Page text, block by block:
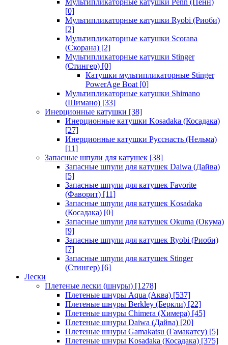
Мультипликаторные катушки Penn (Пенн)
[0]
Мультипликаторные катушки Ryobi (Риоби)
[2]
Мультипликаторные катушки Scorana
(Скорана) [2]
Мультипликаторные катушки Stinger
(Стингер) [0]
Катушки мультипликаторные Stinger
PowerAge Boat [0]
Мультипликаторные катушки Shimano
(Шимано) [33]
Инерционные катушки [38]
Инерционные катушки Kosadaka (Косадака)
[27]
Инерционные катушки Русснасть (Нельма)
[11]
Запасные шпули для катушек [38]
Запасные шпули для катушек Daiwa (Дайва)
[5]
Запасные шпули для катушек Favorite
(Фаворит) [11]
Запасные шпули для катушек Kosadaka
(Косадака) [0]
Запасные шпули для катушек Okuma (Окума)
[9]
Запасные шпули для катушек Ryobi (Риоби)
[7]
Запасные шпули для катушек Stinger
(Стингер) [6]
Лески
Плетеные лески (шнуры) [1278]
Плетеные шнуры Aqua (Аква) [537]
Плетеные шнуры Berkley (Беркли) [22]
Плетеные шнуры Chimera (Химера) [45]
Плетеные шнуры Daiwa (Дайва) [20]
Плетеные шнуры Gamakatsu (Гамакатсу) [5]
Плетеные шнуры Kosadaka (Косадака) [375]